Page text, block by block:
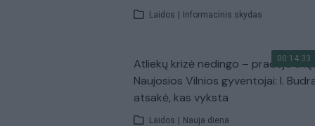
Laidos | Informacinis skydas
00:14:33
Atliekų krizė nedingo – pradėjo
Naujosios Vilnios gyventojai: I.
atsakė, kas vyksta
Laidos | Nauja diena